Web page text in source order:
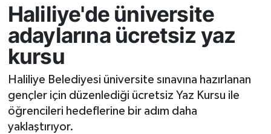
Haliliye'de üniversite
adaylarına ücretsiz yaz
kursu
Haliliye Belediyesi üniversite sınavına hazırlanan
gençler için düzenlediği ücretsiz Yaz Kursu ile
öğrencileri hedeflerine bir adım daha
yaklaştırıyor.
Gündem
Kültür-Sanat
Resmi İlan
Sağlık